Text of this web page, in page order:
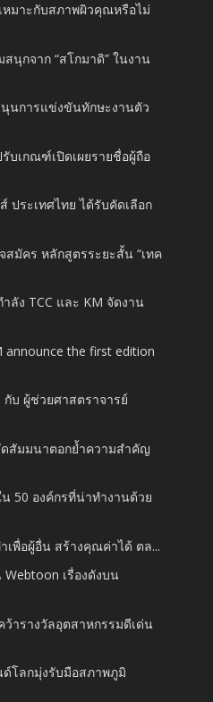
หมาะกับสภาพผิวคุณหรือไม่
นุกจาก “สโกมาดิ” ในงาน
นการแข่งขันทักษะงานตัว
บเกณฑ์เปิดเผยรายชื่อผู้ถือ
ประเทศไทย ได้รับคัดเลือก
มัคร หลักสูตรระยะสั้น “เทค
ลัง TCC และ KM จัดงาน
announce the first edition
บ ผู้ช่วยศาสตราจารย์
สัมมนาตอกย้ำความสำคัญ
น 50 องค์กรที่น่าทำงานด้วย
เพื่อผู้อื่น สร้างคุณค่าได้ ตล...
Webtoon เรื่องดังบน
ว้ารางวัลอุตสาหกรรมดีเด่น
ด์โลกมุ่งรับมือสภาพภูมิ